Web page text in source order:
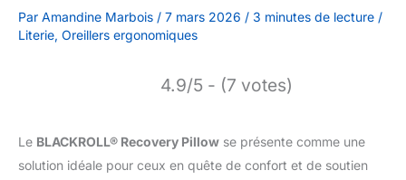
Par Amandine Marbois / 7 mars 2026 / 3 minutes de lecture /
Literie, Oreillers ergonomiques
4.9/5 - (7 votes)
Le BLACKROLL® Recovery Pillow se présente comme une
solution idéale pour ceux en quête de confort et de soutien